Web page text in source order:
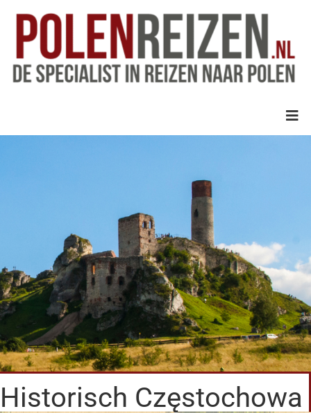
Historisch Częstochowa